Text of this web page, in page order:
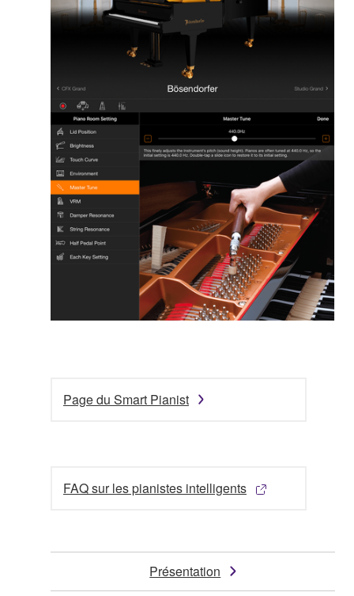
Page du Smart Pianist
FAQ sur les pianistes intelligents
Présentation